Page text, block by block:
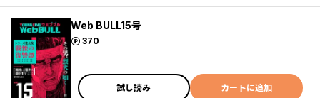
Web BULL15号
370
ポイント
試し読み カートに追加